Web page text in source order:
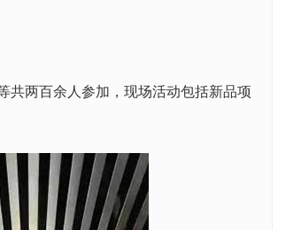
共两百余人参加，现场活动包括新品项